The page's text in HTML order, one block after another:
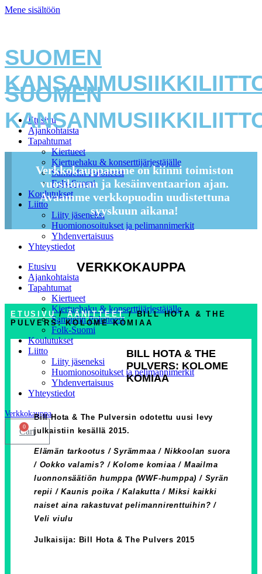
Mene sisältöön
SUOMEN
Etusivu
Ajankohtaista
Tapahtumat
Kiertueet
Kiertuehaku & konserttijärjestäjälle
Samuelin Poloneesi
Folk-Suomi
Koulutukset
Liitto
Liity jäseneksi
Huomionosoitukset ja pelimannimerkit
Yhdenvertaisuus
Yhteystiedot
Etusivu
Ajankohtaista
Tapahtumat
Kiertueet
Kiertuehaku & konserttijärjestäjälle
Samuelin Poloneesi
Folk-Suomi
Koulutukset
Liitto
Liity jäseneksi
Huomionosoitukset ja pelimannimerkit
Yhdenvertaisuus
Yhteystiedot
Verkkokauppa
0
Cart
SUOMEN
Verkkokauppamme on kiinni toimiston
vuosiloman ja kesäinventaarion ajan.
Avaamme verkkopuodin uudistettuna
syyskuun aikana!
VERKKOKAUPPA
ETUSIVU/ÄÄNITTEET/ BILL HOTA & THE
PULVERS: KOLOME KOMIAA
BILL HOTA & THE
PULVERS: KOLOME
KOMIAA
Bill Hota & The Pulversin odotettu uusi levy
julkaistiin kesällä 2015.
Elämän tarkootus / Syrämmaa / Nikkoolan suora
/ Ookko valamis? / Kolome komiaa / Maailma
luonnonsäätiön humppa (WWF-humppa) / Syrän
repii / Kaunis poika / Kalakutta / Miksi kaikki
naiset aina rakastuvat pelimannirenttuihin? /
Veli viulu
Julkaisija: Bill Hota & The Pulvers 2015